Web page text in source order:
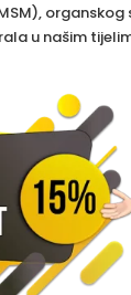
organskog
u našim